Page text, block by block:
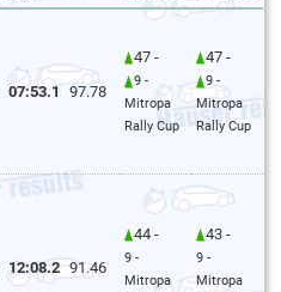
07:53.1 97.78
47 -
9 -
Mitropa
Rally Cup
47 -
9 -
Mitropa
Rally Cup
12:08.2 91.46
44 -
9 -
Mitropa
43 -
9 -
Mitropa